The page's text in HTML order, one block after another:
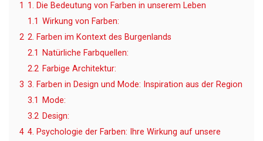
1 1. Die Bedeutung von Farben in unserem Leben
1.1 Wirkung von Farben:
2 2. Farben im Kontext des Burgenlands
2.1
Natürliche Farbquellen:
2.2 Farbige Architektur:
3 3. Farben in Design und Mode: Inspiration aus der Region
3.1
Mode:
3.2 Design:
4 4. Psychologie der Farben: Ihre Wirkung auf unsere